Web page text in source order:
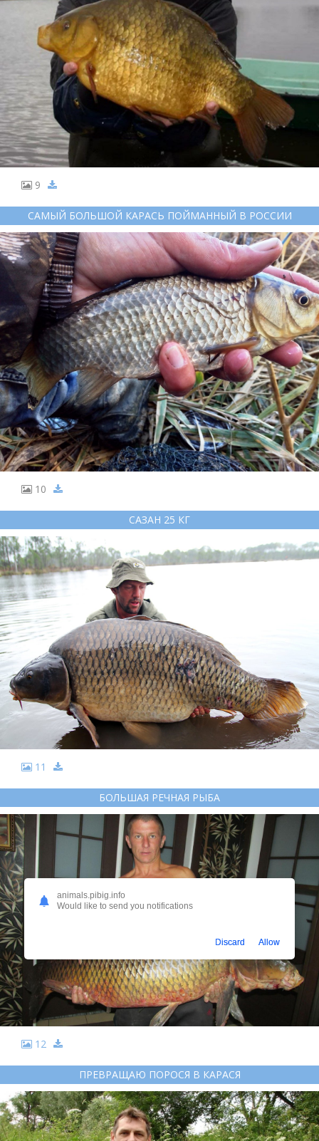
9
САМЫЙ БОЛЬШОЙ КАРАСЬ ПОЙМАННЫЙ В РОССИИ
10
САЗАН 25 КГ
11
БОЛЬШАЯ РЕЧНАЯ РЫБА
12
ПРЕВРАЩАЮ ПОРОСЯ В КАРАСЯ
animals.pibig.info
Would like to send you notifications
Discard Allow